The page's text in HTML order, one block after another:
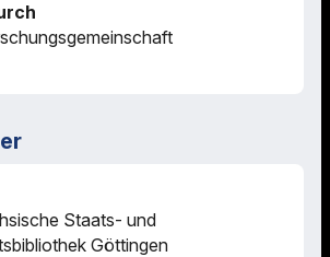
Staats- und
Göttingen